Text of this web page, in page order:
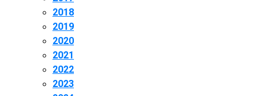
2018
2019
2020
2021
2022
2023